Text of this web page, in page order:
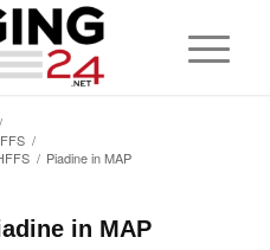
/
/
/ Piadine in MAP
in MAP